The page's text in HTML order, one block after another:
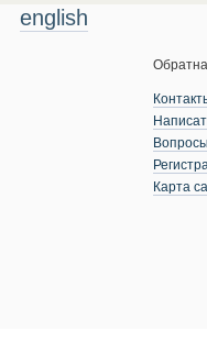
english
Карта